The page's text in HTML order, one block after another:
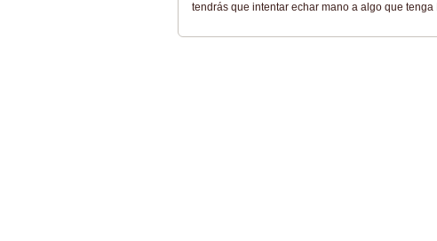
tendrás que intentar echar mano a algo que